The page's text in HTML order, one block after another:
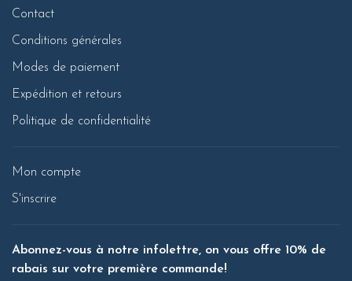
Contact
Conditions générales
Modes de paiement
Expédition et retours
Politique de confidentialité
Mon compte
S'inscrire
Abonnez-vous à notre infolettre, on vous offre 10% de
rabais sur votre première commande!